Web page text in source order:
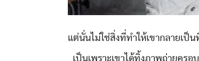
แต่นั่นไม่ใช่สิ่งที่ทำให้เขากลายเป็
เป็นเพราะเขาได้ทิ้งภาพถ่ายคร